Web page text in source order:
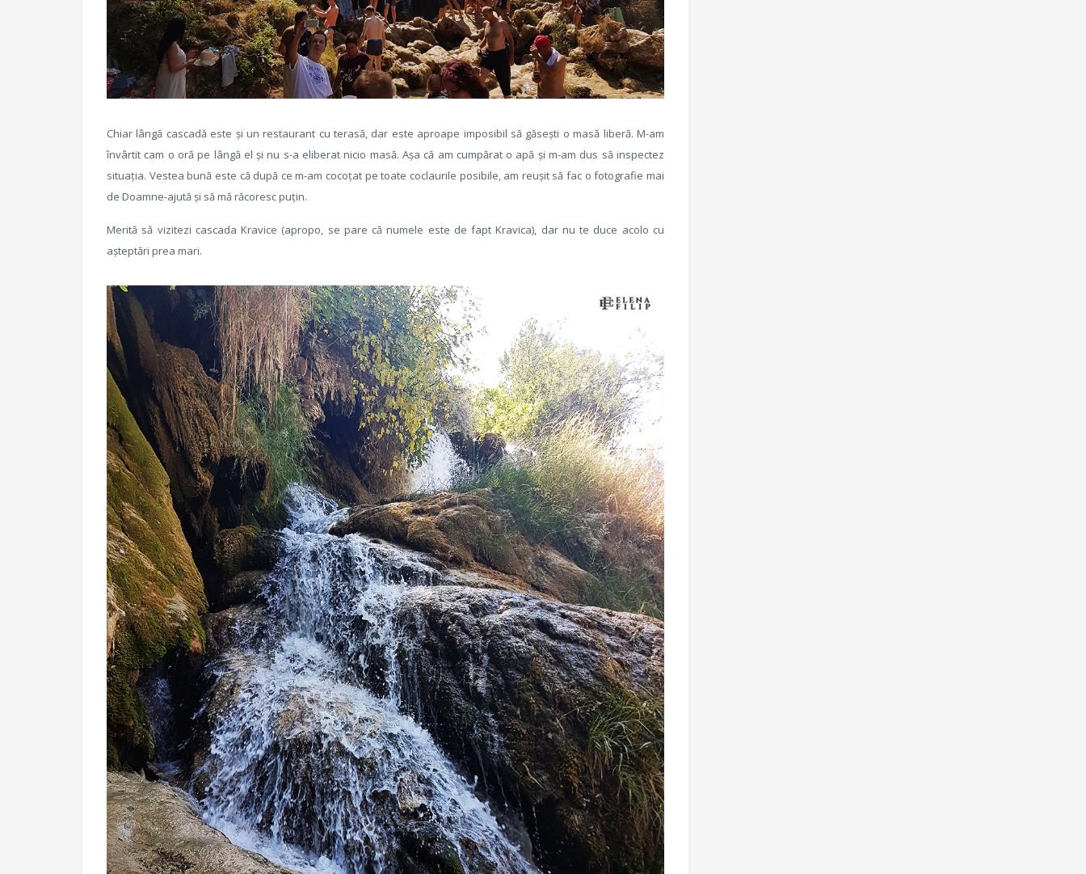
Chiar lângă cascadă este și un restaurant cu terasă, dar este aproape imposibil să găsești o masă liberă. M-am
învârtit cam o oră pe lângă el și nu s-a eliberat nicio masă. Așa că am cumpărat o apă și m-am dus să inspectez
situația. Vestea bună este că după ce m-am cocoțat pe toate coclaurile posibile, am reușit să fac o fotografie mai
de Doamne-ajută și să mă răcoresc puțin.
Merită să vizitezi cascada Kravice (apropo, se pare că numele este de fapt Kravica), dar nu te duce acolo cu
așteptări prea mari.